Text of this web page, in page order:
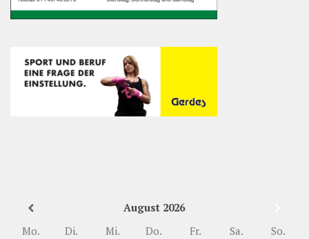
August 2026
Mo.
Di. Mi. Do. Fr. Sa.
So.